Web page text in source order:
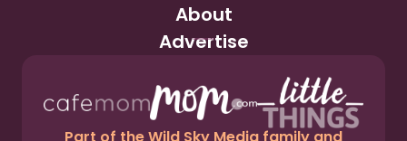
About
Advertise